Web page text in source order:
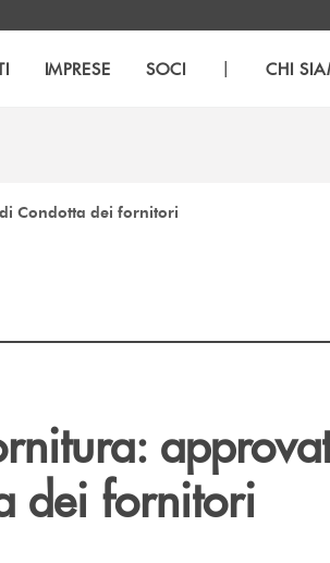
IMPRESE SOCI | CHI
Condotta dei fornitori
dei fornitori